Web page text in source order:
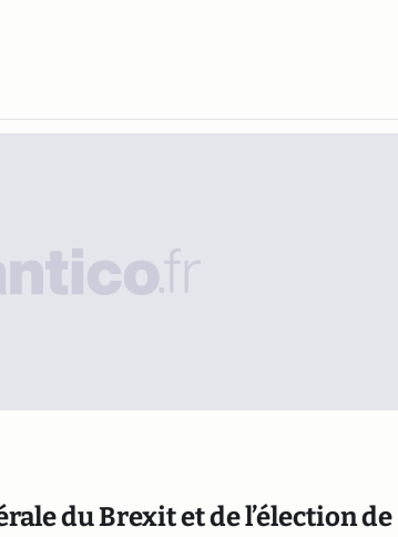
du Brexit et de l’élection de